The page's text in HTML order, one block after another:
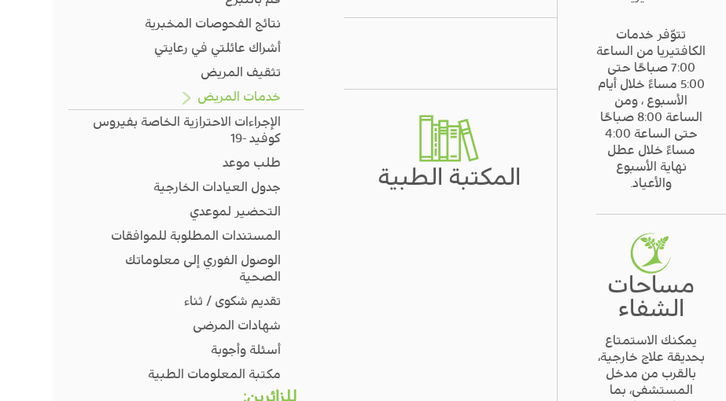
المكتبة الطبية
تتوّفر خدمات
الكافتيريا من الساعة
7:00 صباحًا حتى
5:00 مساءً خلال أيام
الأسبوع ، ومن
الساعة 8:00 صباحًا
حتى الساعة 4:00
مساءً خلال عطل
نهاية الأسبوع
والأعياد.
مساحات
الشفاء
يمكنك الاستمتاع
بحديقة علاج خارجية،
بالقرب من مدخل
المستشفى، بما
نتائج الفحوصات المخبرية
أشراك عائلتي في رعايتي
تثقيف المريض
خدمات المريض
الإجراءات الاحترازية الخاصة بفيروس
كوفيد -19
طلب موعد
جدول العيادات الخارجية
التحضير لموعدي
المستندات المطلوبة للموافقات
الوصول الفوري إلى معلوماتك
الصحية
تقديم شكوى / ثناء
شهادات المرضى
أسئلة وأجوبة
مكتبة المعلومات الطبية
للزائرين: